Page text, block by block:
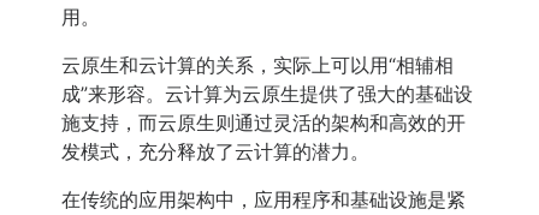
用。
云原生和云计算的关系，实际上可以用“相辅相
成”来形容。云计算为云原生提供了强大的基础设
施支持，而云原生则通过灵活的架构和高效的开
发模式，充分释放了云计算的潜力。
在传统的应用架构中，应用程序和基础设施是紧